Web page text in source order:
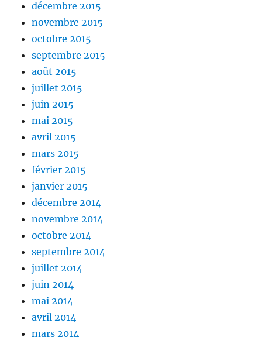
décembre 2015
novembre 2015
octobre 2015
septembre 2015
août 2015
juillet 2015
juin 2015
mai 2015
avril 2015
mars 2015
février 2015
janvier 2015
décembre 2014
novembre 2014
octobre 2014
septembre 2014
juillet 2014
juin 2014
mai 2014
avril 2014
mars 2014